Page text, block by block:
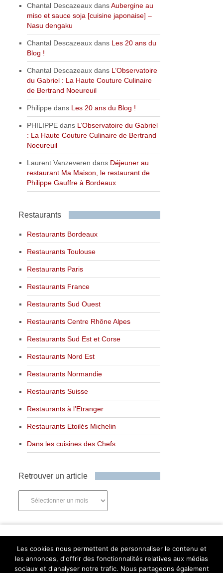
Chantal Descazeaux dansAubergine au
miso et sauce soja [cuisine japonaise] –
Nasu dengaku
Chantal Descazeaux dans Les 20 ans du
Blog !
Chantal Descazeaux dans L’Observatoire
du Gabriel : La Haute Couture Culinaire
de Bertrand Noeureuil
Philippe dans Les 20 ans du Blog !
PHILIPPE dans L’Observatoire du Gabriel
: La Haute Couture Culinaire de Bertrand
Noeureuil
Laurent Vanzeveren dans Déjeuner au
restaurant Ma Maison, le restaurant de
Philippe Gauffre à Bordeaux
Restaurants
Restaurants Bordeaux
Restaurants Toulouse
Restaurants Paris
Restaurants France
Restaurants Sud Ouest
Restaurants Centre Rhône Alpes
Restaurants Sud Est et Corse
Restaurants Nord Est
Restaurants Normandie
Restaurants Suisse
Restaurants à l’Etranger
Restaurants Etoilés Michelin
Dans les cuisines des Chefs
Retrouver un article
Les cookies nous permettent de personnaliser le contenu et
les annonces, d'offrir des fonctionnalités relatives aux médias
sociaux et d'analyser notre trafic. Nous partageons également